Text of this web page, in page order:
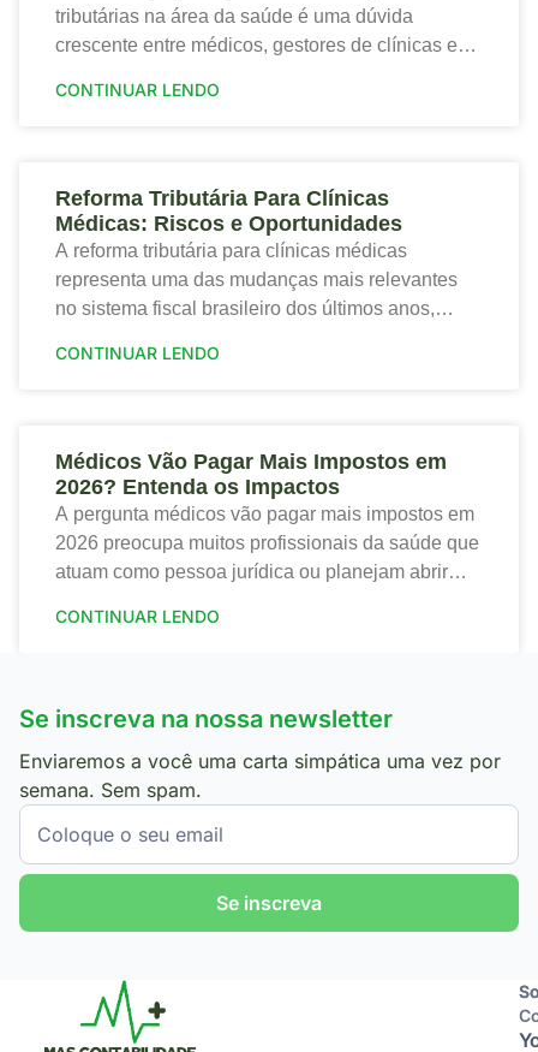
tributárias na área da saúde é uma dúvida
crescente entre médicos, gestores de clínicas e
financeira
CONTINUAR LENDO
Reforma Tributária Para Clínicas
Médicas: Riscos e Oportunidades
A reforma tributária para clínicas médicas
representa uma das mudanças mais relevantes
no sistema fiscal brasileiro dos últimos anos,
setor de saúde. Portanto,
CONTINUAR LENDO
Médicos Vão Pagar Mais Impostos em
2026? Entenda os Impactos
A pergunta médicos vão pagar mais impostos em
2026 preocupa muitos profissionais da saúde que
atuam como pessoa jurídica ou planejam abrir
mudanças
CONTINUAR LENDO
Se inscreva na nossa newsletter
Enviaremos a você uma carta simpática uma vez por
semana. Sem spam.
Se inscreva